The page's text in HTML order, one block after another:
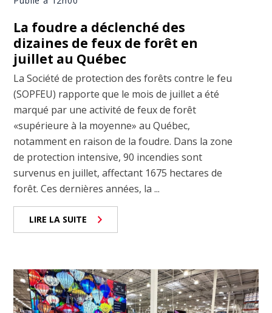
La foudre a déclenché des
dizaines de feux de forêt en
juillet au Québec
La Société de protection des forêts contre le feu
(SOPFEU) rapporte que le mois de juillet a été
marqué par une activité de feux de forêt
«supérieure à la moyenne» au Québec,
notamment en raison de la foudre. Dans la zone
de protection intensive, 90 incendies sont
survenus en juillet, affectant 1675 hectares de
forêt. Ces dernières années, la ...
LIRE LA SUITE